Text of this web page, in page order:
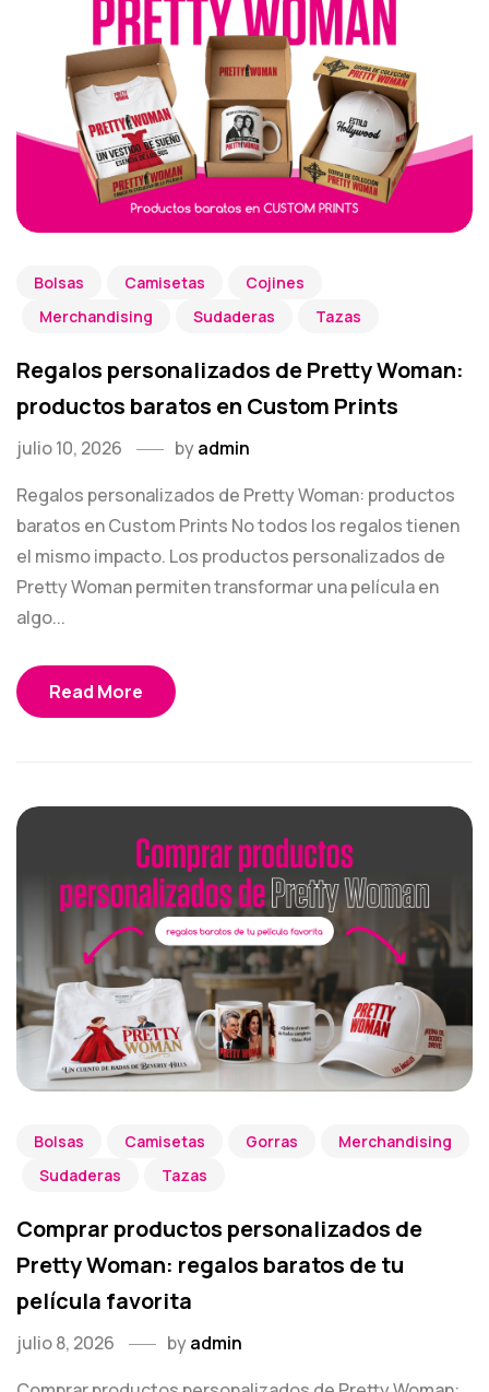
Bolsas Camisetas
Cojines
Merchandising
Sudaderas Tazas
Regalos personalizados de Pretty Woman:
productos baratos en Custom Prints
julio 10, 2026 byadmin
Regalos personalizados de Pretty Woman: productos
baratos en Custom Prints No todos los regalos tienen
el mismo impacto. Los productos personalizados de
Pretty Woman permiten transformar una película en
algo...
Read More
Bolsas Camisetas Gorras
Merchandising
Sudaderas
Tazas
Comprar productos personalizados de
Pretty Woman: regalos baratos de tu
película favorita
julio 8, 2026 byadmin